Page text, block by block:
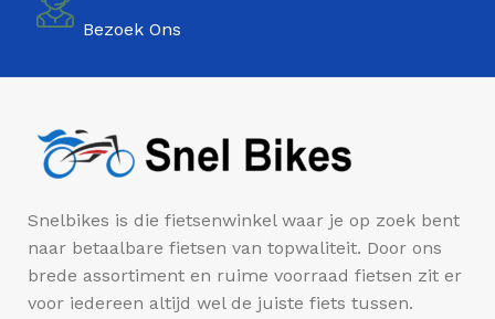
Bezoek Ons
Snelbikes is die fietsenwinkel waar je op zoek bent
naar betaalbare fietsen van topwaliteit. Door ons
brede assortiment en ruime voorraad fietsen zit er
voor iedereen altijd wel de juiste fiets tussen.